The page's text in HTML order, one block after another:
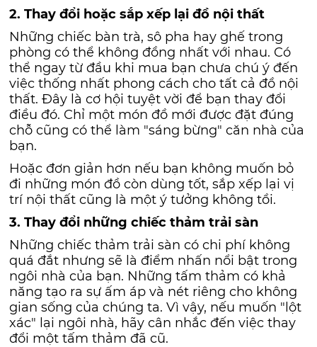
2. Thay đổi hoặc sắp xếp lại đồ nội thất
Những chiếc bàn trà, sô pha hay ghế trong
phòng có thể không đồng nhất với nhau. Có
thể ngay từ đầu khi mua bạn chưa chú ý đến
việc thống nhất phong cách cho tất cả đồ nội
thất. Đây là cơ hội tuyệt vời để bạn thay đổi
điều đó. Chỉ một món đồ mới được đặt đúng
chỗ cũng có thể làm "sáng bừng" căn nhà của
bạn.
Hoặc đơn giản hơn nếu bạn không muốn bỏ
đi những món đồ còn dùng tốt, sắp xếp lại vị
trí nội thất cũng là một ý tưởng không tồi.
3. Thay đổi những chiếc thảm trải sàn
Những chiếc thảm trải sàn có chi phí không
quá đắt nhưng sẽ là điểm nhấn nổi bật trong
ngôi nhà của bạn. Những tấm thảm có khả
năng tạo ra sự ấm áp và nét riêng cho không
gian sống của chúng ta. Vì vậy, nếu muốn "lột
xác" lại ngôi nhà, hãy cân nhắc đến việc thay
đổi một tấm thảm đã cũ.